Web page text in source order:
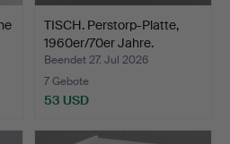
TISCH. Perstorp-Platte,
1960er/70er Jahre.
Beendet 27. Jul 2026
7 Gebote
53 USD